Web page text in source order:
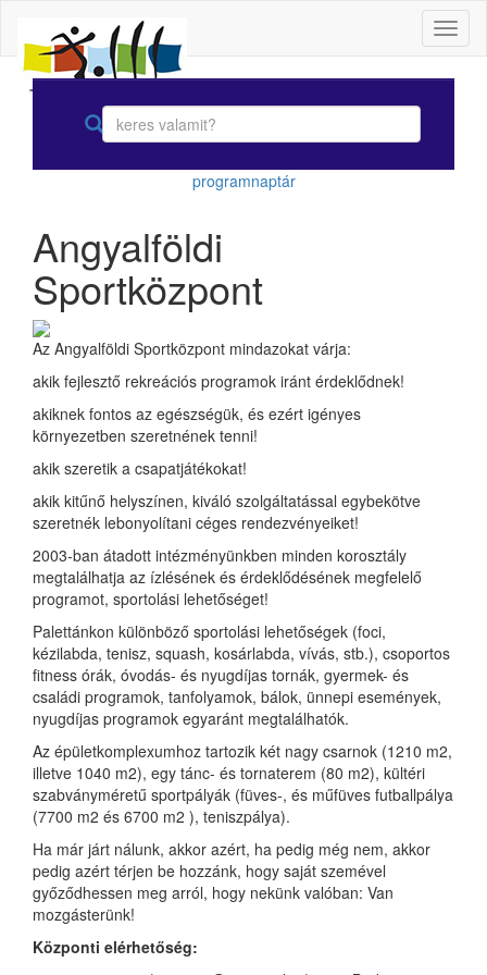
programnaptár
Angyalföldi
Sportközpont
Az Angyalföldi Sportközpont mindazokat várja:
akik fejlesztő rekreációs programok iránt érdeklődnek!
akiknek fontos az egészségük, és ezért igényes
környezetben szeretnének tenni!
akik szeretik a csapatjátékokat!
akik kitűnő helyszínen, kiváló szolgáltatással egybekötve
szeretnék lebonyolítani céges rendezvényeiket!
2003-ban átadott intézményünkben minden korosztály
megtalálhatja az ízlésének és érdeklődésének megfelelő
programot, sportolási lehetőséget!
Palettánkon különböző sportolási lehetőségek (foci,
kézilabda, tenisz, squash, kosárlabda, vívás, stb.), csoportos
fitness órák, óvodás- és nyugdíjas tornák, gyermek- és
családi programok, tanfolyamok, bálok, ünnepi események,
nyugdíjas programok egyaránt megtalálhatók.
Az épületkomplexumhoz tartozik két nagy csarnok (1210 m2,
illetve 1040 m2), egy tánc- és tornaterem (80 m2), kültéri
szabványméretű sportpályák (füves-, és műfüves futballpálya
(7700 m2 és 6700 m2 ), teniszpálya).
Ha már járt nálunk, akkor azért, ha pedig még nem, akkor
pedig azért térjen be hozzánk, hogy saját szemével
győződhessen meg arról, hogy nekünk valóban: Van
mozgásterünk!
Központi elérhetőség: